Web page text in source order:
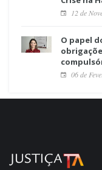
12 de
O papel
06 de